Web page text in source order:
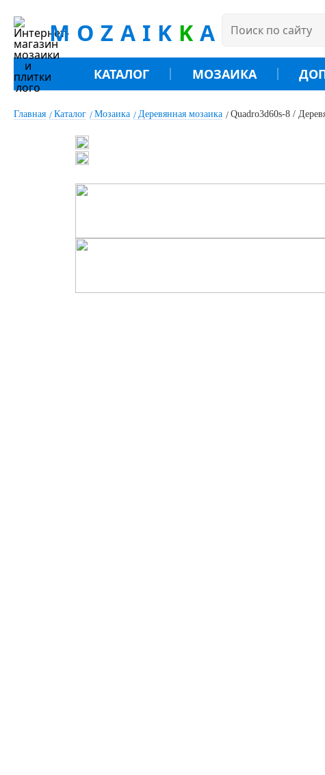
MOZAIK K A
КАТАЛОГ МОЗАИКА
Главная Каталог Мозаика Деревянная мозаика Quadro3d60s-8 /